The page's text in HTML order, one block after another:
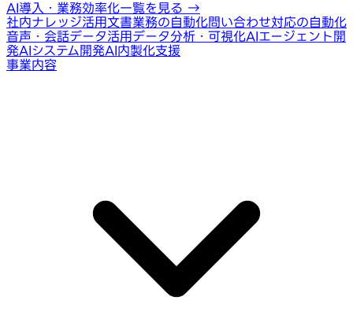
AI導入・業務効率化一覧を見る →
社内ナレッジ活用文書業務の自動化問い合わせ対応の自動化
音声・会話データ活用データ分析・可視化AIエージェント開
発AIシステム開発AI内製化支援
事業内容